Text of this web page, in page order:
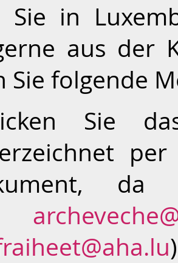
Sie in
aus der
Sie folgende
Sie
da